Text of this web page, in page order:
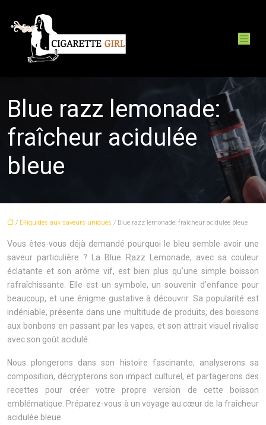
Blue razz lemonade:
fraîcheur acidulée
bleue
/ E-liquides aux saveurs uniques / Blue razz lemonade: fraîcheur acidulée bleue
Vous êtes-vous déjà demandé pourquoi le bleu semble avoir une
saveur particulière ? La Blue Razz Lemonade, avec sa couleur
éclatante et son arôme vif, est bien plus qu’une simple boisson
rafraîchissante. Elle est un symbole, un souvenir d’enfance pour
beaucoup, et une énigme gustative à découvrir. Sa popularité est
indéniable, présente dans une multitude de produits, des boissons
aux bonbons en passant par les vapes, et son attrait visuel rivalise
avec son goût acidulé.
Nous plongerons dans son histoire fascinante, analyserons sa
composition, décrypterons son impact culturel, et partagerons des
recettes pour créer votre propre version de cette boisson
emblématique. Préparez-vous à un voyage au cœur de la fraîcheur
acidulée bleue.